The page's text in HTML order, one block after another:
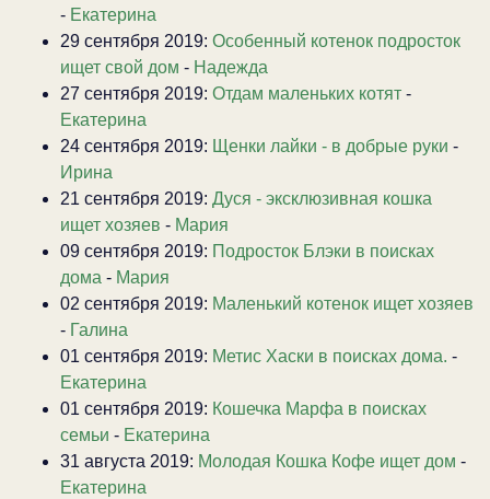
- Екатерина
29 сентября 2019: Особенный котенок подросток
ищет свой дом - Надежда
27 сентября 2019: Отдам маленьких котят -
Екатерина
24 сентября 2019: Щенки лайки - в добрые руки -
Ирина
21 сентября 2019: Дуся - эксклюзивная кошка
ищет хозяев - Мария
09 сентября 2019: Подросток Блэки в поисках
дома - Мария
02 сентября 2019: Маленький котенок ищет хозяев
- Галина
01 сентября 2019: Метис Хаски в поисках дома. -
Екатерина
01 сентября 2019: Кошечка Марфа в поисках
семьи - Екатерина
31 августа 2019: Молодая Кошка Кофе ищет дом -
Екатерина